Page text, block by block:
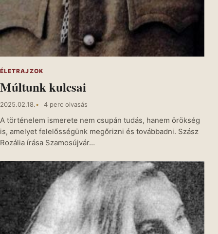
ÉLETRAJZOK
Múltunk kulcsai
2025.02.18. 4 perc olvasás
A történelem ismerete nem csupán tudás, hanem örökség
is, amelyet felelősségünk megőrizni és továbbadni. Szász
Rozália írása Szamosújvár…